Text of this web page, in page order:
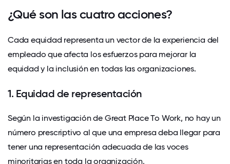
¿Qué son las cuatro acciones?
Cada equidad representa un vector de la experiencia del
empleado que afecta los esfuerzos para mejorar la
equidad y la inclusión en todas las organizaciones.
1. Equidad de representación
Según la investigación de Great Place To Work, no hay un
número prescriptivo al que una empresa deba llegar para
tener una representación adecuada de las voces
minoritarias en toda la organización.